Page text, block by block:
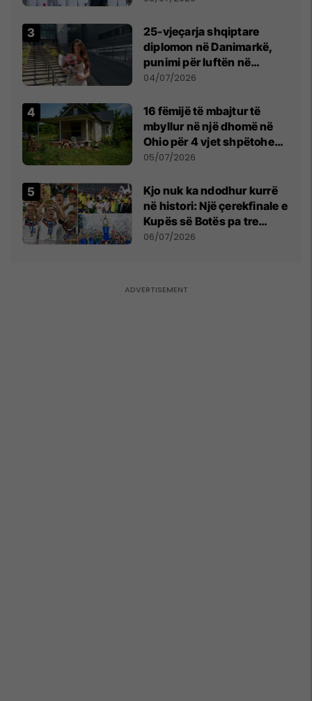
25-vjeçarja shqiptare
diplomon në Danimarkë,
punimi për luftën në
Kosovë vlerësohet me
04/07/2026
16 fëmijë të mbajtur të
mbyllur në një dhomë në
Ohio për 4 vjet shpëtohen -
tani ata i pret një sfidë e
05/07/2026
Kjo nuk ka ndodhur kurrë
në histori: Një çerekfinale e
Kupës së Botës pa tre
vendet legjendare të
06/07/2026